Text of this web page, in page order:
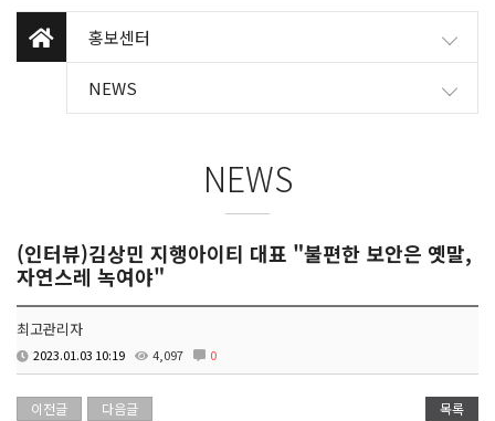
홍보센터
NEWS
NEWS
(인터뷰)김상민 지행아이티 대표 "불편한 보안은 옛말,
자연스레 녹여야"
최고관리자
2023.01.03 10:19 4,097 0
이전글 다음글 목록